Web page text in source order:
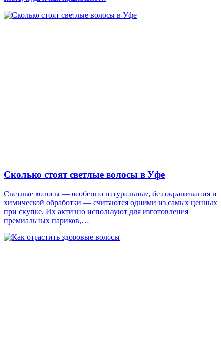
Сколько стоят светлые волосы в Уфе
Светлые волосы — особенно натуральные, без окрашивания и
химической обработки — считаются одними из самых ценных
при скупке. Их активно используют для изготовления
премиальных париков,…